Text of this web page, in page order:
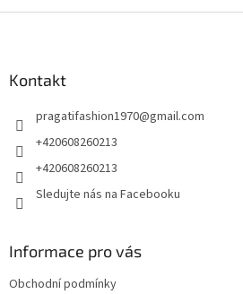
Kontakt
pragatifashion1970@gmail.com
+420608260213
+420608260213
Sledujte nás na Facebooku
Informace pro vás
Obchodní podmínky